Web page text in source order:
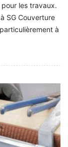
les travaux.
SG Couverture
à